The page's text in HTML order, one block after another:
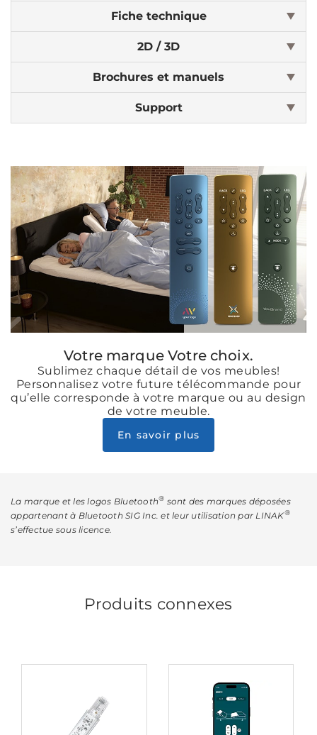
Fiche technique
2D / 3D
Brochures et manuels
Support
Votre marque Votre choix.
Sublimez chaque détail de vos meubles!
Personnalisez votre future télécommande pour
qu’elle corresponde à votre marque ou au design
de votre meuble.
En savoir plus
La marque et les logos Bluetooth® sont des marques déposées
appartenant à Bluetooth SIG Inc. et leur utilisation par LINAK®
s’effectue sous licence.
Produits connexes